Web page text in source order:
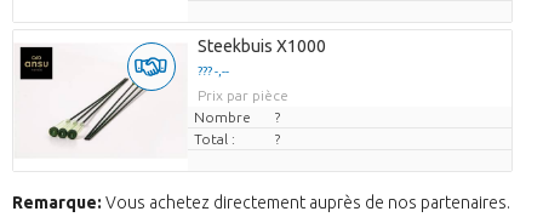
Steekbuis X1000
??? -,--
Prix par pièce
Nombre
?
Total :
?
Remarque: Vous achetez directement auprès de nos partenaires.